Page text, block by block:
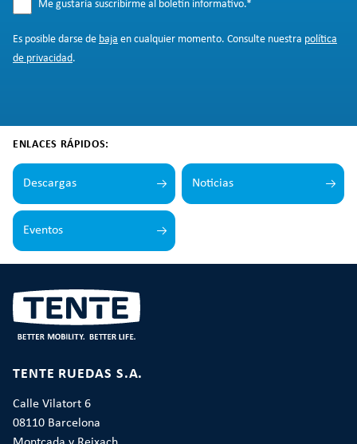
Me gustaría suscribirme al boletín informativo.*
Es posible darse de baja en cualquier momento. Consulte nuestra política
de privacidad.
ENLACES RÁPIDOS:
Descargas Noticias
Eventos
TENTE RUEDAS S.A.
Calle Vilatort 6
08110 Barcelona